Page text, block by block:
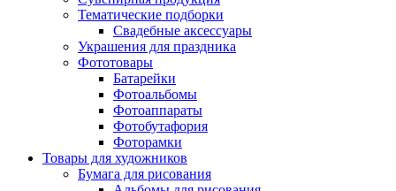
Тематические подборки
Свадебные аксессуары
Украшения для праздника
Фототовары
Батарейки
Фотоальбомы
Фотоаппараты
Фотобутафория
Фоторамки
Товары для художников
Бумага для рисования